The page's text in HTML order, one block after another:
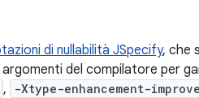
di nullabilità JSpecify, che
del compilatore per
, -Xtype-enhancement-